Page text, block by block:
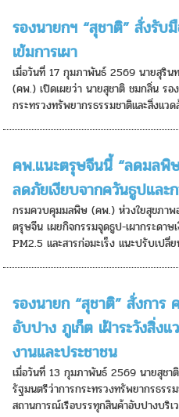
รองนายกฯ “สุชาติ” สั่งรับ
เข้มการเผา
เมื่อวันที่ 17 กุมภาพันธ์ 2569 นายสุริ
(คพ.) เปิดเผยว่า นายสุชาติ ชมกลิ่น รอ
กระทรวงทรัพยากรธรรมชาติและสิ่งแว
คพ.แนะตรุษจีนนี้ “ลดมลพิ
ลดภัยเงียบจากควันธูปและก
กรมควบคุมมลพิษ (คพ.) ห่วงใยสุขภาพ
ตรุษจีน เผยกิจกรรมจุดธูป-เผากระดาษ
PM2.5 และสารก่อมะเร็ง แนะปรับเปลี่
รองนายก “สุชาติ” สั่งการ
อับปาง ภูเก็ต เฝ้าระวังสิ่
งานและประชาชน
เมื่อวันที่ 13 กุมภาพันธ์ 2569 นายสุชา
รัฐมนตรีว่าการกระทรวงทรัพยากรธรร
สถานการณ์เรือบรรทุกสินค้าอับปางบริ